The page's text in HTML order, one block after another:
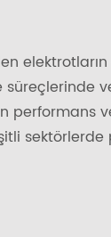
süreçlerinde
performans